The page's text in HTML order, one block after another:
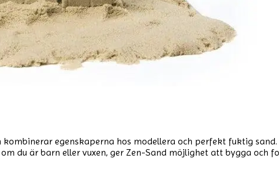
egenskaperna hos modellera och perfekt fuktig
du är barn eller vuxen, ger Zen-Sand möjlighet att bygga och